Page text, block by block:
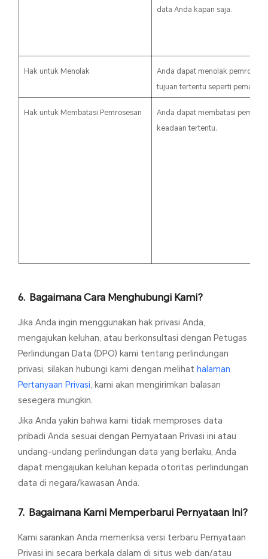
data Anda kapan saja.
Hak untuk Menolak
Anda dapat menolak
tujuan tertentu seperti
Hak untuk Membatasi Pemrosesan
Anda dapat membatasi
keadaan tertentu.
Bagaimana Cara Menghubungi Kami?
Jika Anda ingin menggunakan hak privasi Anda,
mengajukan keluhan, atau berkonsultasi dengan Petugas
Perlindungan Data (DPO) kami tentang perlindungan
privasi, silakan hubungi kami dengan melihat halaman
Pertanyaan Privasi , kami akan mengirimkan balasan
sesegera mungkin.
Jika Anda yakin bahwa kami tidak memproses data
pribadi Anda sesuai dengan Pernyataan Privasi ini atau
undang-undang perlindungan data yang berlaku, Anda
dapat mengajukan keluhan kepada otoritas perlindungan
data di negara/kawasan Anda.
Bagaimana Kami Memperbarui Pernyataan Ini?
Kami sarankan Anda memeriksa versi terbaru Pernyataan
Privasi ini secara berkala dalam di situs web dan/atau